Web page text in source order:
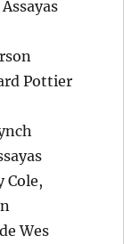
Pottier
Cole,
Wes